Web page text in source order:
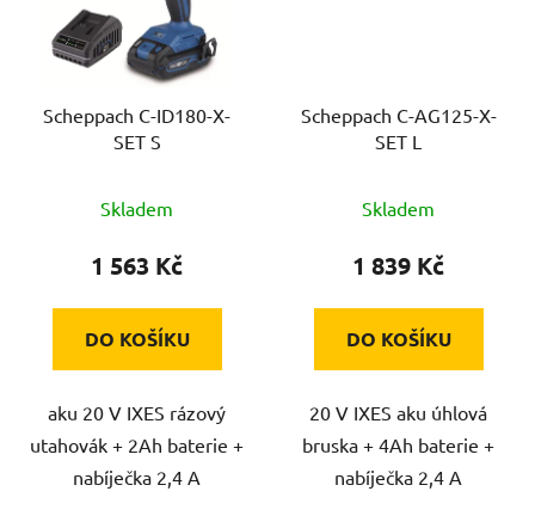
Scheppach C-ID180-X-
SET S
Skladem
1 563 Kč
DO KOŠÍKU
aku 20 V IXES rázový
utahovák + 2Ah baterie +
nabíječka 2,4 A
Scheppach C-AG125-X-
SET L
Skladem
1 839 Kč
DO KOŠÍKU
20 V IXES aku úhlová
bruska + 4Ah baterie +
nabíječka 2,4 A